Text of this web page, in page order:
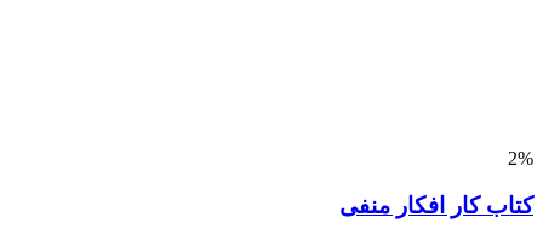
2%
کتاب کار افکار منفی